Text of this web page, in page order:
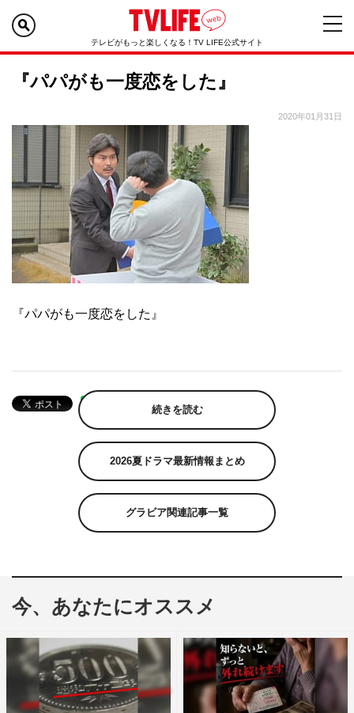
テレビがもっと楽しくなる！TV LIFE公式サイト
『パパがも一度恋をした』
2020年01月31日
『パパがも一度恋をした』
続きを読む
2026夏ドラマ最新情報まとめ
グラビア関連記事一覧
今、あなたにオススメ